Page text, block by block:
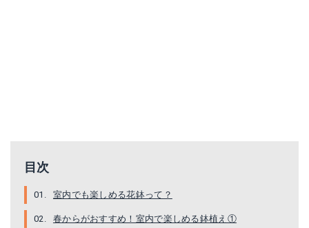
目次
室内でも楽しめる花鉢って？
春からがおすすめ！室内で楽しめる鉢植え①